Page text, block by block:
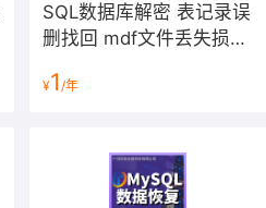
SQL数据库解密 表记录误
删找回 mdf文件丢失损坏
疑修复服务
¥1 /年